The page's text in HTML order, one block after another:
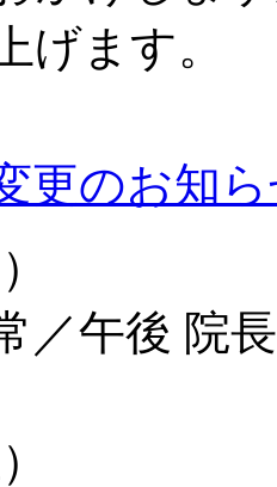
げます。
更のお知
／午後 院